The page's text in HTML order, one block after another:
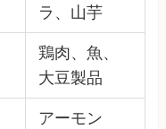
ラ、山芋
鶏肉、魚、
大豆製品
アーモン